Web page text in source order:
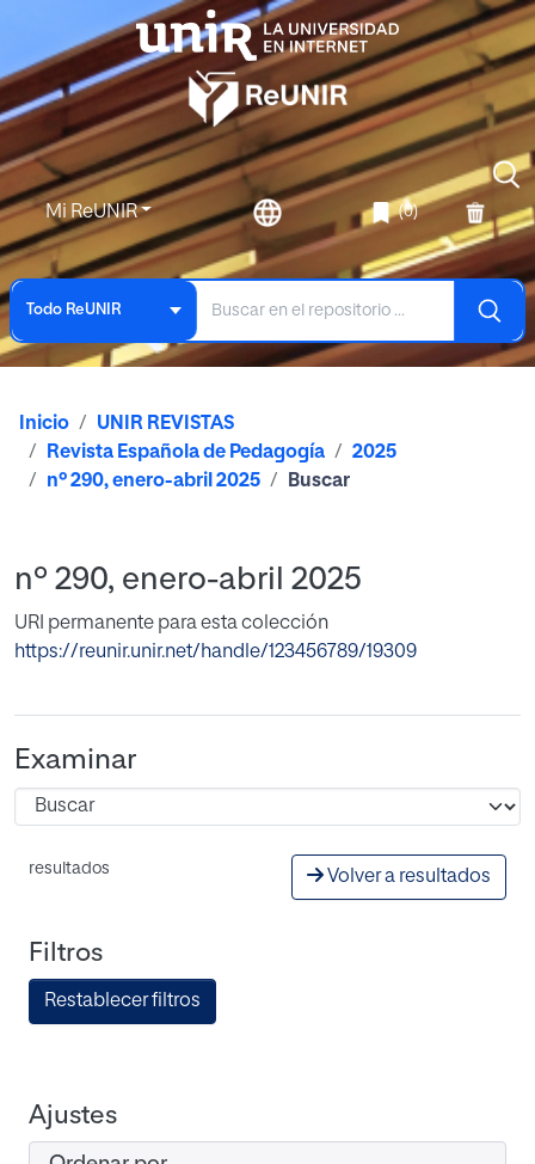
Mi ReUNIR (0)
Todo ReUNIR
Inicio
UNIR REVISTAS
Revista Española de Pedagogía
2025
nº 290, enero-abril 2025
Buscar
nº 290, enero-abril 2025
URI permanente para esta colección
https://reunir.unir.net/handle/123456789/19309
Examinar
resultados Volver a resultados
Filtros
Restablecer filtros
Ajustes